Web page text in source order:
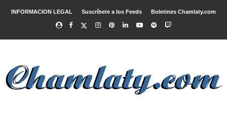
INFORMACION LEGAL Suscríbete a los Feeds Boletines Chamlaty.com